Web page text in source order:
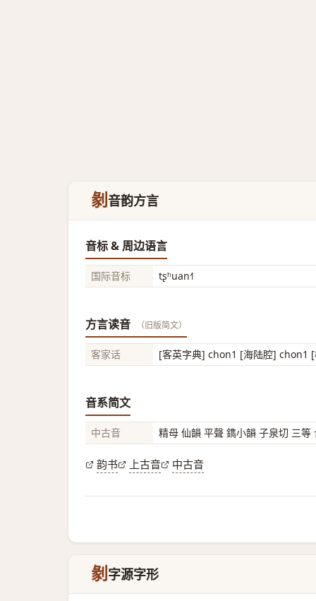
剶 音韵方言
音标 & 周边语言
国际音标 tʂʰuan˧˥
方言读音 （旧版简文）
客家话 [客英字典] chon1 [海陆腔] chon1
音系简文
中古音 精母 仙韻 平聲 鐫小韻 子泉切 三
韵书 上古音 中古音
剶 字源字形